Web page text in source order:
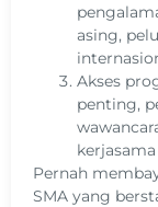
asing,
Akses
penting,
Pernah
SMA yang